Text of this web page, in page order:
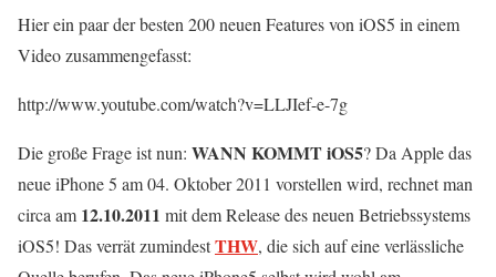
Hier ein paar der besten 200 neuen Features von iOS5 in einem
Video zusammengefasst:
http://www.youtube.com/watch?v=LLJIef-e-7g
Die große Frage ist nun: WANN KOMMT iOS5? Da Apple das
neue iPhone 5 am 04. Oktober 2011 vorstellen wird, rechnet man
circa am 12.10.2011 mit dem Release des neuen Betriebssystems
iOS5! Das verrät zumindestTHW, die sich auf eine verlässliche